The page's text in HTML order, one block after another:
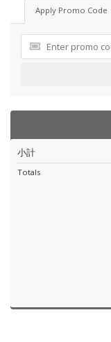
Apply Promo Code
小計
Totals